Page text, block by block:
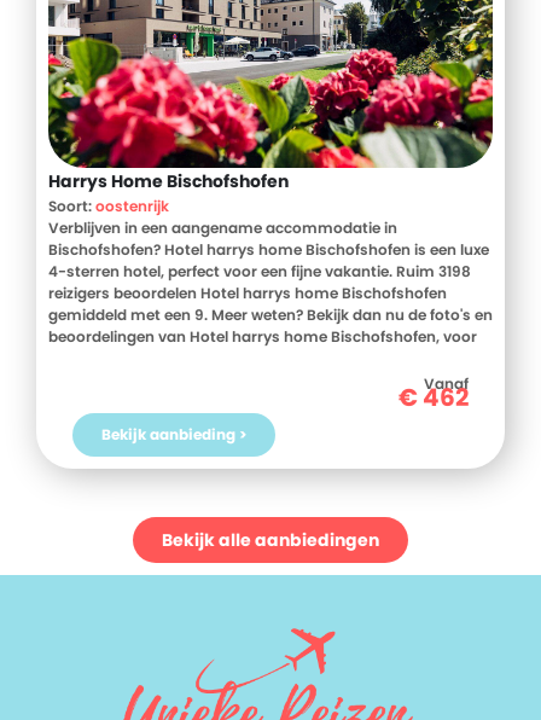
Harrys Home Bischofshofen
Soort:oostenrijk
Verblijven in een aangename accommodatie in
Bischofshofen? Hotel harrys home Bischofshofen is een luxe
4-sterren hotel, perfect voor een fijne vakantie. Ruim 3198
reizigers beoordelen Hotel harrys home Bischofshofen
gemiddeld met een 9. Meer weten? Bekijk dan nu de foto's en
beoordelingen van Hotel harrys home Bischofshofen, voor
Oostenrijk? Boek jouw vakantie naar Hotel harrys home
Vanaf
€462
Bekijk aanbieding >
Bekijk alle aanbiedingen